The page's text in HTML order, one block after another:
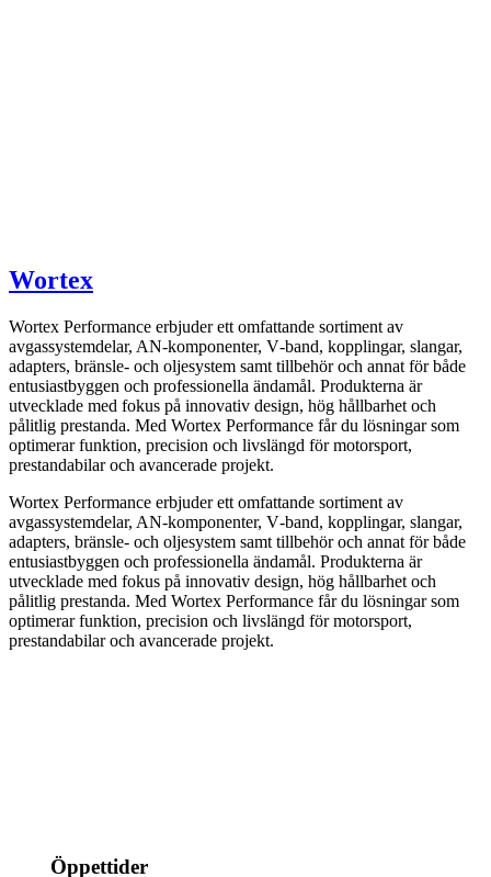
Wortex
Wortex Performance erbjuder ett omfattande sortiment av
avgassystemdelar, AN-komponenter, V‑band, kopplingar, slangar,
adapters, bränsle- och oljesystem samt tillbehör och annat för både
entusiastbyggen och professionella ändamål. Produkterna är
utvecklade med fokus på innovativ design, hög hållbarhet och
pålitlig prestanda. Med Wortex Performance får du lösningar som
optimerar funktion, precision och livslängd för motorsport,
prestandabilar och avancerade projekt.
Wortex Performance erbjuder ett omfattande sortiment av
avgassystemdelar, AN-komponenter, V‑band, kopplingar, slangar,
adapters, bränsle- och oljesystem samt tillbehör och annat för både
entusiastbyggen och professionella ändamål. Produkterna är
utvecklade med fokus på innovativ design, hög hållbarhet och
pålitlig prestanda. Med Wortex Performance får du lösningar som
optimerar funktion, precision och livslängd för motorsport,
prestandabilar och avancerade projekt.
Öppettider